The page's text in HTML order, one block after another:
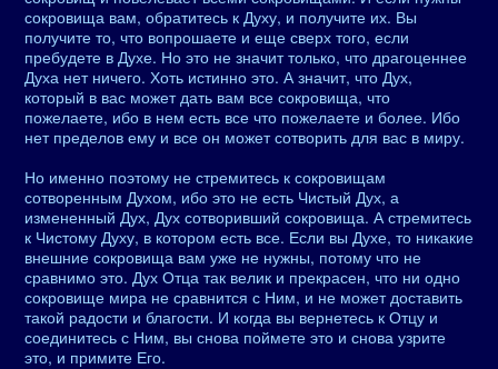
сокровища вам, обратитесь к Духу, и получите их. Вы
получите то, что вопрошаете и еще сверх того, если
пребудете в Духе. Но это не значит только, что драгоценнее
Духа нет ничего. Хоть истинно это. А значит, что Дух,
который в вас может дать вам все сокровища, что
пожелаете, ибо в нем есть все что пожелаете и более. Ибо
нет пределов ему и все он может сотворить для вас в миру.
Но именно поэтому не стремитесь к сокровищам
сотворенным Духом, ибо это не есть Чистый Дух, а
измененный Дух, Дух сотворивший сокровища. А стремитесь
к Чистому Духу, в котором есть все. Если вы Духе, то никакие
внешние сокровища вам уже не нужны, потому что не
сравнимо это. Дух Отца так велик и прекрасен, что ни одно
сокровище мира не сравнится с Ним, и не может доставить
такой радости и благости. И когда вы вернетесь к Отцу и
соединитесь с Ним, вы снова поймете это и снова узрите
это, и примите Его.